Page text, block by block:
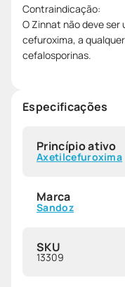
Contraindicação:
O Zinnat não deve ser
cefuroxima, a
cefalosporinas.
Especificações
Princípio ativo
Axetilcefuroxima
Marca
Sandoz
SKU
13309